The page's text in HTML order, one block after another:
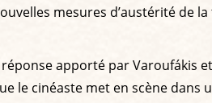
mesures d’austérité de
apporté par Varoufákis
le cinéaste met en scène